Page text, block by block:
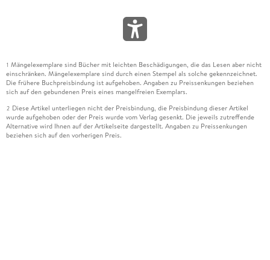
1 Mängelexemplare sind Bücher mit leichten Beschädigungen, die das Lesen aber nicht
einschränken. Mängelexemplare sind durch einen Stempel als solche gekennzeichnet.
Die frühere Buchpreisbindung ist aufgehoben. Angaben zu Preissenkungen beziehen
sich auf den gebundenen Preis eines mangelfreien Exemplars.
2 Diese Artikel unterliegen nicht der Preisbindung, die Preisbindung dieser Artikel
wurde aufgehoben oder der Preis wurde vom Verlag gesenkt. Die jeweils zutreffende
Alternative wird Ihnen auf der Artikelseite dargestellt. Angaben zu Preissenkungen
beziehen sich auf den vorherigen Preis.